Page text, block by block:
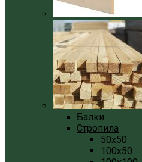
Балки
Стропила
50x50
100x50